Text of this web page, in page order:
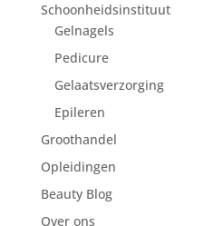
Schoonheidsinstituut
Gelnagels
Pedicure
Gelaatsverzorging
Epileren
Groothandel
Opleidingen
Beauty Blog
Over ons